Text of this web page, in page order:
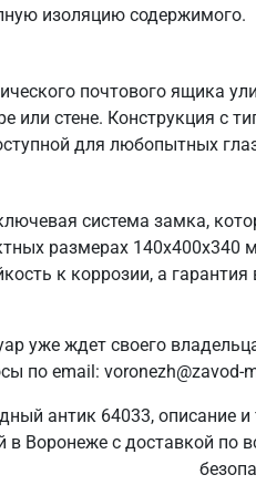
изоляцию содержимого.
почтового ящика
или стене. Конструкция с
для любопытных
система замка,
размерах 140x400x340
к коррозии, а
уже ждет своего
по email:
антик 64033, описание и
Воронеже с доставкой по